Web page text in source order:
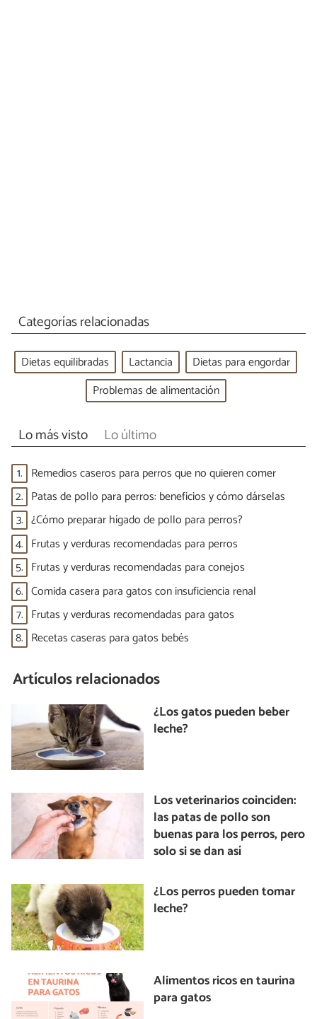
Categorías relacionadas
Dietas equilibradas Lactancia
Dietas para engordar
Problemas de alimentación
Lo más visto Lo último
1. Remedios caseros para perros que no quieren comer
2. Patas de pollo para perros: beneficios y cómo dárselas
3. ¿Cómo preparar hígado de pollo para perros?
4. Frutas y verduras recomendadas para perros
5. Frutas y verduras recomendadas para conejos
6. Comida casera para gatos con insuficiencia renal
7. Frutas y verduras recomendadas para gatos
8. Recetas caseras para gatos bebés
Artículos relacionados
¿Los gatos pueden beber
leche?
Los veterinarios coinciden:
las patas de pollo son
buenas para los perros, pero
solo si se dan así
¿Los perros pueden tomar
leche?
Alimentos ricos en taurina
para gatos